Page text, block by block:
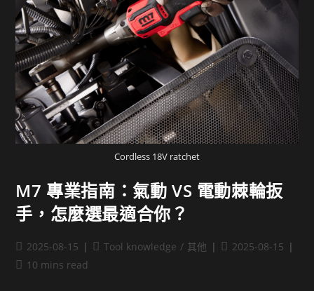
Cordless 18V ratchet
M7 專業指南：氣動 VS 電動棘輪扳
手，怎麼選最適合你？
2025-08-15 Tool knowledge / 其他
2025-08-15
10 mins read